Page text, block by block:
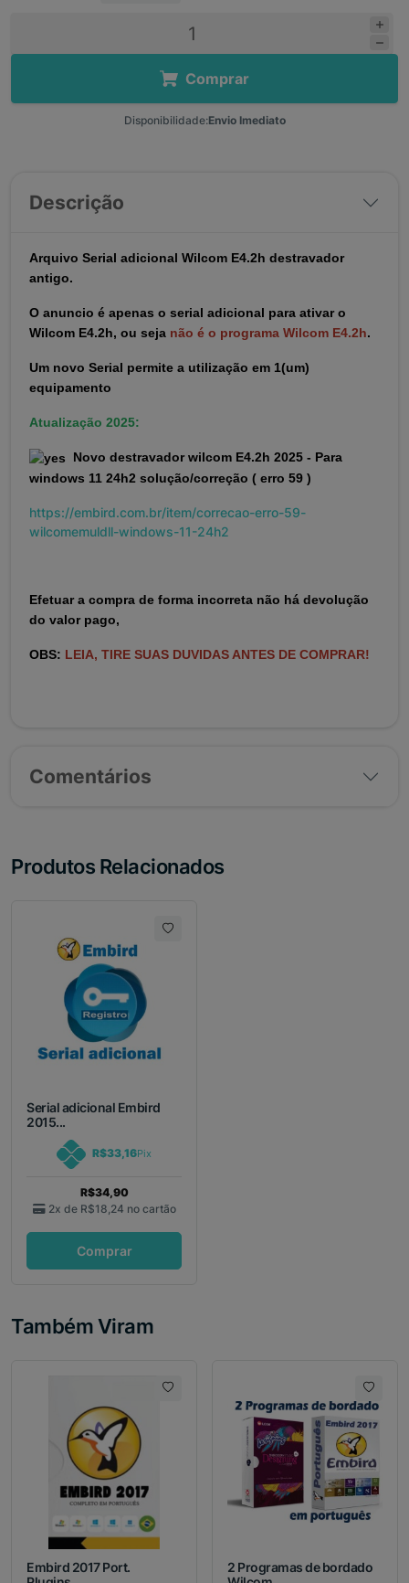
Comprar
Disponibilidade:Envio Imediato
Descrição
Arquivo Serial adicional Wilcom E4.2h destravador
antigo.
O anuncio é apenas o serial adicional para ativar o
Wilcom E4.2h, ou seja não é o programa Wilcom E4.2h.
Um novo Serial permite a utilização em 1(um)
equipamento
Atualização 2025:
Novo destravador wilcom E4.2h 2025 - Para
windows 11 24h2 solução/correção ( erro 59 )
https://embird.com.br/item/correcao-erro-59-
wilcomemuldll-windows-11-24h2
Efetuar a compra de forma incorreta não há devolução
do valor pago,
OBS: LEIA, TIRE SUAS DUVIDAS ANTES DE COMPRAR!
Comentários
Produtos Relacionados
Serial adicional Embird
2015...
R$33,16Pix
R$34,90
2x de R$18,24 no cartão
Comprar
Também Viram
Embird 2017 Port.
2 Programas de bordado